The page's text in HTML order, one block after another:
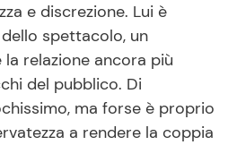
e discrezione. Lui è
spettacolo, un
relazione ancora più
del pubblico. Di
ma forse è proprio
a rendere la coppia